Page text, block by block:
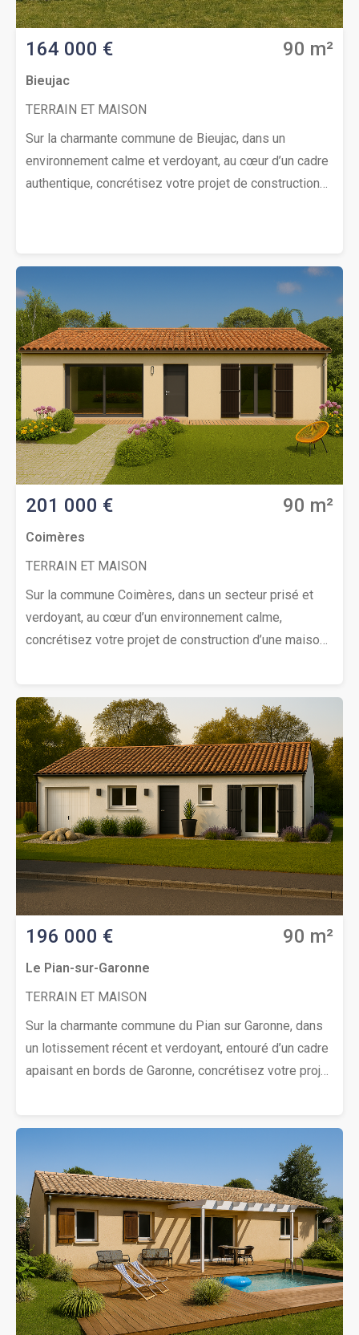
164 000 € 90 m²
Bieujac
TERRAIN ET MAISON
Sur la charmante commune de Bieujac, dans un
environnement calme et verdoyant, au cœur d’un cadre
authentique, concrétisez votre projet de construction
WC séparé.Le terrain idéalement exposé offre une
superficie de 707 m². Le cadre est serein, parfait pour
établir votre résidence principale ou secondaire. Belle
opportunité !Contactez rapidement Thierry LOUISON
au (Numéro supprimé) pour étudier votre projet de
201 000 € 90 m²
Coimères
TERRAIN ET MAISON
Sur la commune Coimères, dans un secteur prisé et
verdoyant, au cœur d’un environnement calme,
concrétisez votre projet de construction d’une maison
une salle d’eau contemporaine et un WC séparé. Le
terrain idéalement exposé s’étend sur 1 020 m². Le
cadre est paisible, parfait pour établir votre résidence
principale ou secondaire. Belle opportunité !Contactez
rapidement Thierry LOUISON au (Numéro supprimé)
pour étudier votre projet de construction. Prix : 201 000
€ (Votre cuisine offerte)
196 000 € 90 m²
Le Pian-sur-Garonne
TERRAIN ET MAISON
Sur la charmante commune du Pian sur Garonne, dans
un lotissement récent et verdoyant, entouré d’un cadre
apaisant en bords de Garonne, concrétisez votre projet
d’eau contemporaine et un WC séparé. Le terrain
judicieusement exposé s’étend sur 841 m².
L’atmosphère est tranquille, parfaite pour établir votre
résidence principale ou secondaire. Belle occasion à
saisir ! Contactez rapidement Thierry LOUISON au
(Numéro supprimé) pour étudier votre projet de
construction. Prix : 196 000 € (Votre cuisine offerte)